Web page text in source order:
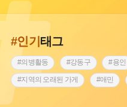
#인기태그
#의병활동 #강동구 #용인
#지역의 오래된 가게 #애민